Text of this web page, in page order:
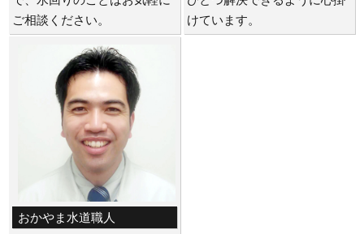
ご相談ください。
けています。
おかやま水道職人